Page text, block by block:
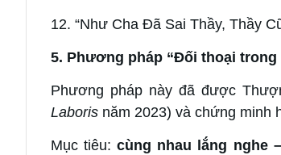
12. “Như Cha Đã Sai Thầy, Thầy
5. Phương pháp “Đối thoại trong
Phương pháp này đã được
Laboris năm 2023) và chứng minh
Mục tiêu:cùng nhau lắng nghe